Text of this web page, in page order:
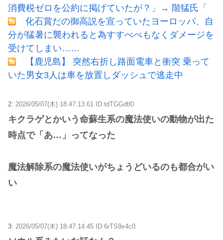
消費税ゼロを公約に掲げていたが？」→ 階猛氏「
化石賞だの御高説を宣っていたヨーロッパ、自
分が猛暑に襲われると為すすべべもなくダメージを
受けてしまい……
【鹿児島】 突然右折し路面電車と衝突 乗って
いた男女3人は車を放置しダッシュで逃走中
2: 2026/05/07(木) 18:47:13.61 ID:tdTGGdtl0
キクラゲとかいう命蘇生系の魔法使いの動物が出た
時点で「あ…」ってなった
魔法解除系の魔法使いがちょうどいるのも都合がい
い
3: 2026/05/07(木) 18:47:14.45 ID:6rTS9x4c0